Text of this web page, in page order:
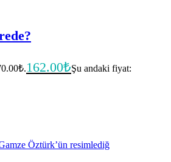
162.00₺Şu andaki fiyat:
Öztürk’ün resimlediğ